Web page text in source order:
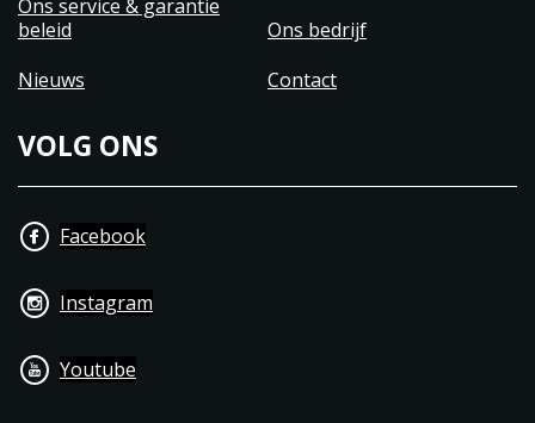
Ons service & garantie
beleid
Ons bedrijf
Nieuws
Contact
VOLG ONS
Facebook
Instagram
Youtube